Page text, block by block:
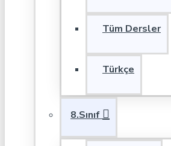
Tüm Dersler
Türkçe
8.Sınıf